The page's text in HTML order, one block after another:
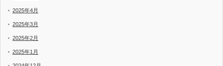
2025年4月
2025年3月
2025年2月
2025年1月